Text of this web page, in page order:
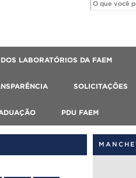
LABORATÓRIOS DA FAEM
SOLICITAÇÕES
PDU FAEM